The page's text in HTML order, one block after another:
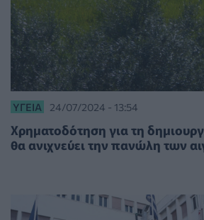
ΥΓΕΊΑ 24/07/2024 - 13:54
Χρηματοδότηση για τη
θα ανιχνεύει την πανώλη των